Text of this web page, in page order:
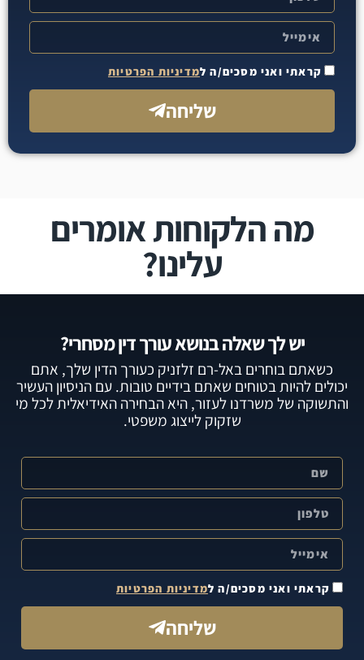
קראתי ואני מסכים/ה למדיניות הפרטיות
שליחה
מה הלקוחות אומרים
עלינו?
יש לך שאלה בנושא עורך דין מסחרי?
כשאתם בוחרים באל-רם זלזניק כעורך הדין שלך, אתם
יכולים להיות בטוחים שאתם בידיים טובות. עם הניסיון העשיר
והתשוקה של משרדנו לעזור, היא הבחירה האידיאלית לכל מי
שזקוק לייצוג משפטי.
קראתי ואני מסכים/ה למדיניות הפרטיות
שליחה